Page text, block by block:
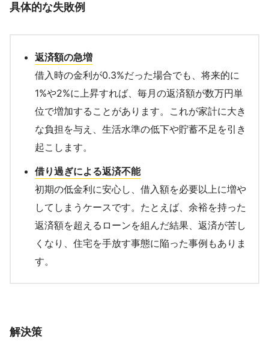
具体的な失敗例
返済額の急増
借入時の金利が0.3%だった場合でも、将来的に
1%や2%に上昇すれば、毎月の返済額が数万円単
位で増加することがあります。これが家計に大き
な負担を与え、生活水準の低下や貯蓄不足を引き
起こします。
借り過ぎによる返済不能
初期の低金利に安心し、借入額を必要以上に増や
してしまうケースです。たとえば、余裕を持った
返済額を超えるローンを組んだ結果、返済が苦し
くなり、住宅を手放す事態に陥った事例もありま
す。
解決策